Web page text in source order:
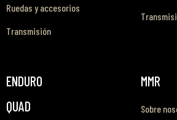
Ruedas y accesorios
Transmisión
ENDURO
QUAD
MMR
Sobre